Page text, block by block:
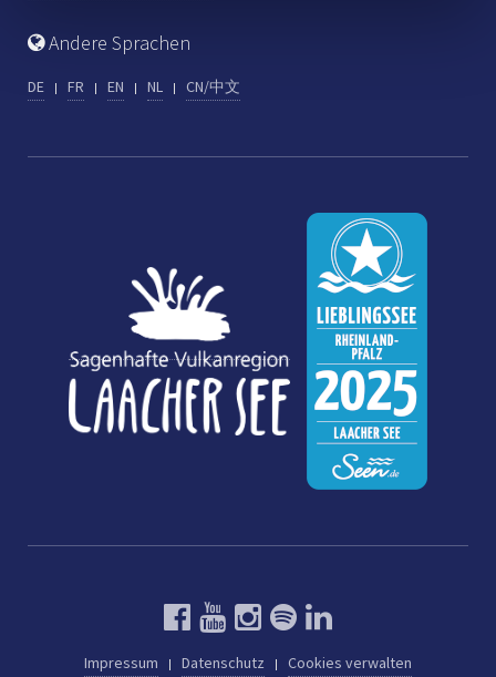
Andere Sprachen
DE FR EN NL CN/中文
Impressum Datenschutz Cookies verwalten